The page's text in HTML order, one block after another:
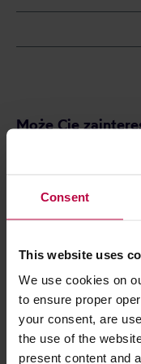
Consent
This website uses
We use cookies on
to ensure proper
your consent, are
the use of the
present content and
Może Cię
AeroPress Original